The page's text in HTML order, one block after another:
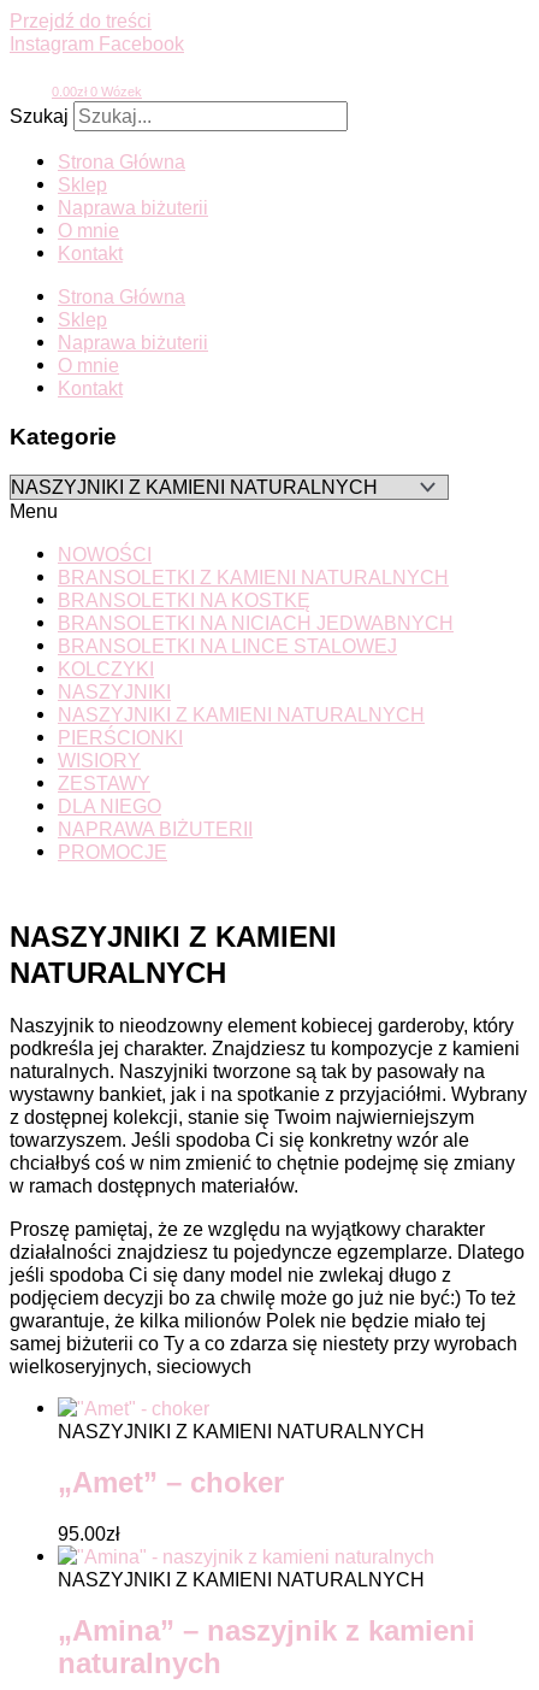
Przejdź do treści
Instagram Facebook
0.00zł 0 Wózek
Szukaj
Strona Główna
Sklep
Naprawa biżuterii
O mnie
Kontakt
Strona Główna
Sklep
Naprawa biżuterii
O mnie
Kontakt
Kategorie
Menu
NOWOŚCI
BRANSOLETKI Z KAMIENI NATURALNYCH
BRANSOLETKI NA KOSTKĘ
BRANSOLETKI NA NICIACH JEDWABNYCH
BRANSOLETKI NA LINCE STALOWEJ
KOLCZYKI
NASZYJNIKI
NASZYJNIKI Z KAMIENI NATURALNYCH
PIERŚCIONKI
WISIORY
ZESTAWY
DLA NIEGO
NAPRAWA BIŻUTERII
PROMOCJE
NASZYJNIKI Z KAMIENI
NATURALNYCH
Naszyjnik to nieodzowny element kobiecej garderoby, który
podkreśla jej charakter. Znajdziesz tu kompozycje z kamieni
naturalnych. Naszyjniki tworzone są tak by pasowały na
wystawny bankiet, jak i na spotkanie z przyjaciółmi. Wybrany
z dostępnej kolekcji, stanie się Twoim najwierniejszym
towarzyszem. Jeśli spodoba Ci się konkretny wzór ale
chciałbyś coś w nim zmienić to chętnie podejmę się zmiany
w ramach dostępnych materiałów.
Proszę pamiętaj, że ze względu na wyjątkowy charakter
działalności znajdziesz tu pojedyncze egzemplarze. Dlatego
jeśli spodoba Ci się dany model nie zwlekaj długo z
podjęciem decyzji bo za chwilę może go już nie być:) To też
gwarantuje, że kilka milionów Polek nie będzie miało tej
samej biżuterii co Ty a co zdarza się niestety przy wyrobach
wielkoseryjnych, sieciowych
NASZYJNIKI Z KAMIENI NATURALNYCH
„Amet” – choker
95.00zł
NASZYJNIKI Z KAMIENI NATURALNYCH
„Amina” – naszyjnik z kamieni
naturalnych